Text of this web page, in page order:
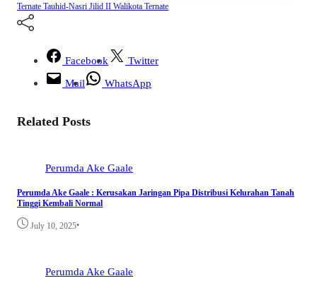
Ternate Tauhid-Nasri Jilid II Walikota Ternate
Facebook
Twitter
Mail
WhatsApp
Related Posts
Perumda Ake Gaale
Perumda Ake Gaale : Kerusakan Jaringan Pipa Distribusi Kelurahan Tanah
Tinggi Kembali Normal
July 10, 2025•
Perumda Ake Gaale